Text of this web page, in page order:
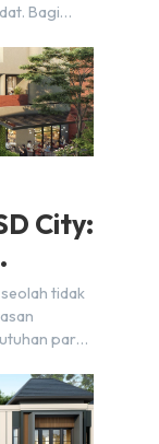
Bagi
estetik, dan
BSD
modern
City:
tidak
para
di BSD
yang
dengan